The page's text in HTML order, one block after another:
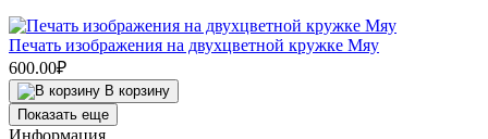
Печать изображения на двухцветной кружке Мяу
600.00₽
В корзину
Показать еще
Информация